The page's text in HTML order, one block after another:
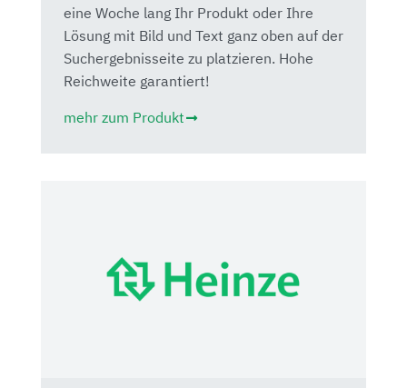
eine Woche lang Ihr Produkt oder Ihre
Lösung mit Bild und Text ganz oben auf der
Suchergebnisseite zu platzieren. Hohe
Reichweite garantiert!
mehr zum Produkt